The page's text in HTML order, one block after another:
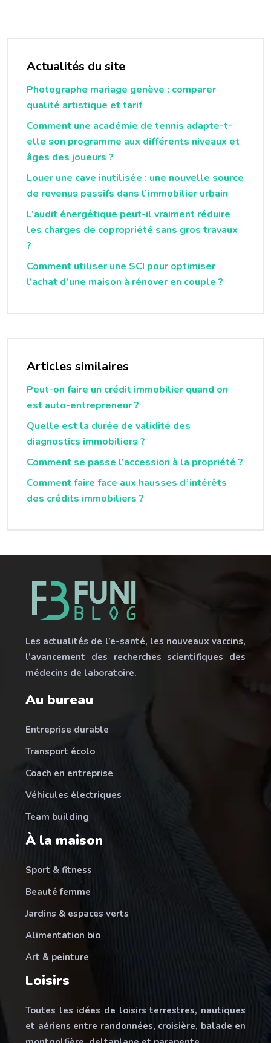
Actualités du site
Photographe mariage genève : comparer
qualité artistique et tarif
Comment une académie de tennis adapte-t-
elle son programme aux différents niveaux et
âges des joueurs ?
Louer une cave inutilisée : une nouvelle source
de revenus passifs dans l’immobilier urbain
L’audit énergétique peut-il vraiment réduire
les charges de copropriété sans gros travaux
?
Comment utiliser une SCI pour optimiser
l’achat d’une maison à rénover en couple ?
Articles similaires
Peut-on faire un crédit immobilier quand on
est auto-entrepreneur ?
Quelle est la durée de validité des
diagnostics immobiliers ?
Comment se passe l’accession à la propriété ?
Comment faire face aux hausses d’intérêts
des crédits immobiliers ?
Les actualités de l’e-santé, les nouveaux vaccins,
l’avancement des recherches scientifiques des
médecins de laboratoire.
Au bureau
Entreprise durable
Transport écolo
Coach en entreprise
Véhicules électriques
Team building
À la maison
Sport & fitness
Beauté femme
Jardins & espaces verts
Alimentation bio
Art & peinture
Loisirs
Toutes les idées de loisirs terrestres, nautiques
et aériens entre randonnées, croisière, balade en